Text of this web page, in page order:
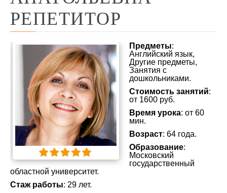
РЕПЕТИТОР
Предметы:
Английский язык,
Другие предметы,
Занятия с
дошкольниками.
Стоимость занятий:
от 1600 руб.
Время урока: от 60
мин.
Возраст: 64 года.
Образование:
Московский
государственный
областной университет.
Стаж работы: 29 лет.